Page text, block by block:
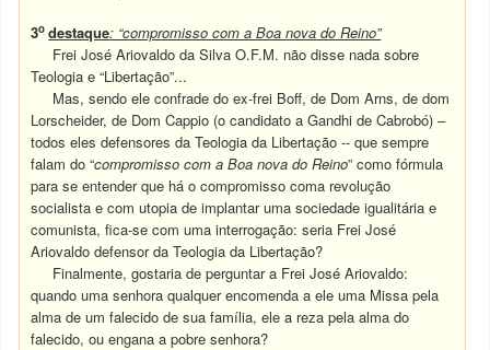
3o destaque: “compromisso com a Boa nova do Reino”
Frei José Ariovaldo da Silva O.F.M. não disse nada sobre
Teologia e “Libertação”...
Mas, sendo ele confrade do ex-frei Boff, de Dom Arns, de dom
Lorscheider, de Dom Cappio (o candidato a Gandhi de Cabrobó) –
todos eles defensores da Teologia da Libertação -- que sempre
falam do “compromisso com a Boa nova do Reino” como fórmula
para se entender que há o compromisso coma revolução
socialista e com utopia de implantar uma sociedade igualitária e
comunista, fica-se com uma interrogação: seria Frei José
Ariovaldo defensor da Teologia da Libertação?
Finalmente, gostaria de perguntar a Frei José Ariovaldo:
quando uma senhora qualquer encomenda a ele uma Missa pela
alma de um falecido de sua família, ele a reza pela alma do
falecido, ou engana a pobre senhora?